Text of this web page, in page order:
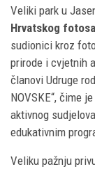
Veliki park u
Hrvatskog
sudionici kroz
prirode i cvjetnih
članovi Udruge
NOVSKE“, čime
aktivnog
edukativnim
Veliku pažnju